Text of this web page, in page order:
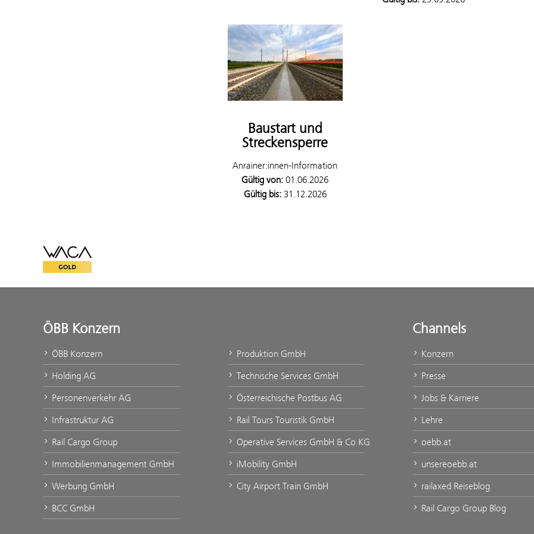
Baustart und
Streckensperre
Anrainer:innen-Information
Gültig von: 01.06.2026
Gültig bis:31.12.2026
WACA Gold
ÖBB Konzern
ÖBB Konzern
Holding AG
Personenverkehr AG
Infrastruktur AG
Rail Cargo Group
Immobilienmanagement GmbH
Werbung GmbH
BCC GmbH
Produktion GmbH
Technische Services GmbH
Österreichische Postbus AG
Rail Tours Touristik GmbH
Operative Services GmbH & Co KG
iMobility GmbH
City Airport Train GmbH
Channels
Konzern
Presse
Jobs & Karriere
Lehre
oebb.at
unsereoebb.at
railaxed Reiseblog
Rail Cargo Group Blog